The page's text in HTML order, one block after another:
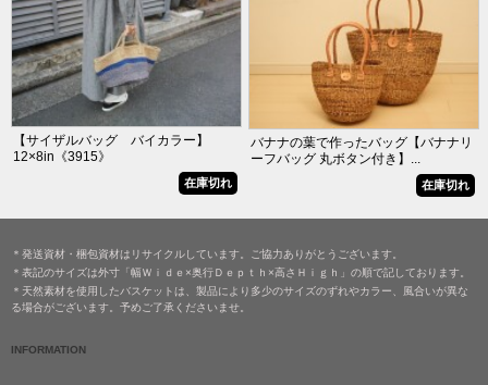
【サイザルバッグ バイカラー】
12×8in《3915》
在庫切れ
バナナの葉で作ったバッグ【バナナリ
ーフバッグ 丸ボタン付き】...
在庫切れ
＊発送資材・梱包資材はリサイクルしています。ご協力ありがとうございます。
＊表記のサイズは外寸「幅Ｗｉｄｅ×奥行Ｄｅｐｔｈ×高さＨｉｇｈ」の順で記しております。
＊天然素材を使用したバスケットは、製品により多少のサイズのずれやカラー、風合いが異な
る場合がございます。予めご了承くださいませ。
INFORMATION